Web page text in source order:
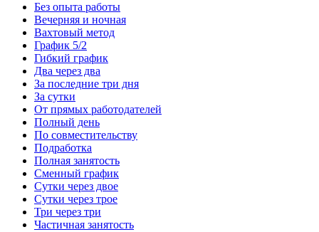
Без опыта работы
Вечерняя и ночная
Вахтовый метод
График 5/2
Гибкий график
Два через два
За последние три дня
За сутки
От прямых работодателей
Полный день
По совместительству
Подработка
Полная занятость
Сменный график
Сутки через двое
Сутки через трое
Три через три
Частичная занятость